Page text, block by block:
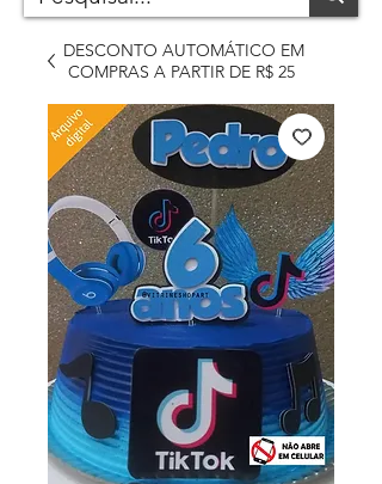
DESCONTO AUTOMÁTICO EM
COMPRAS A PARTIR DE R$ 25